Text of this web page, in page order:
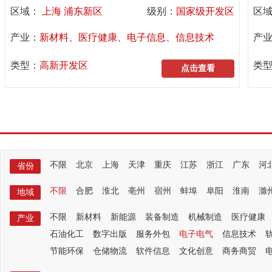
区域： 上海 浦东新区 级别： 国家级开发区
产业： 新材料、医疗健康、电子信息、信息技术
类型： 高新开发区 点击查看
区
产
类
省份 不限 北京 上海 天津 重庆 江苏 浙江 广东 河
地域 不限 合肥 淮北 亳州 宿州 蚌埠 阜阳 淮南 滁
产业 不限 新材料 新能源 装备制造 机械制造
医疗健康
石油化工
数字出版 服务外包 电子电气 信息技术
节能环保
仓储物流 软件信息 文化创意 商务商贸